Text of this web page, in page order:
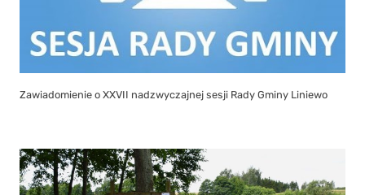
Zawiadomienie o XXVII nadzwyczajnej sesji Rady Gminy Liniewo